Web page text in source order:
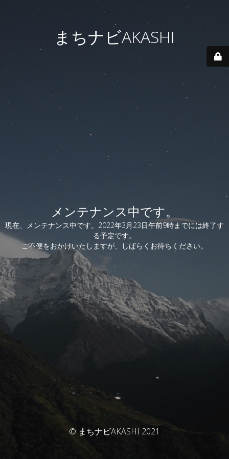
まちナビAKASHI
メンテナンス中です。
現在、メンテナンス中です。2022年3月23日午前9時までには終了す
る予定です。
ご不便をおかけいたしますが、しばらくお待ちください。
© まちナビAKASHI 2021